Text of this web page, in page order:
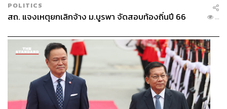
POLITICS
สถ. แจงเหตุยกเลิกจ้าง ม.บูรพา จัดสอบท้องถิ่นปี 66 ...